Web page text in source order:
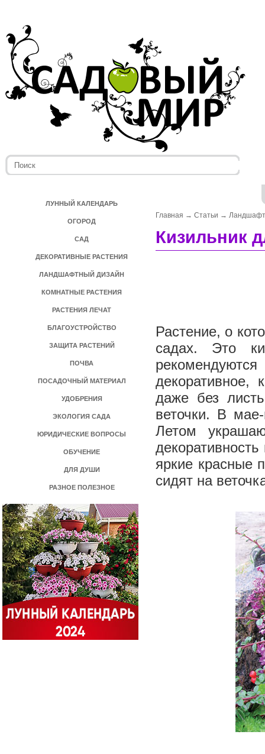
ЛУННЫЙ КАЛЕНДАРЬ
ОГОРОД
САД
ДЕКОРАТИВНЫЕ РАСТЕНИЯ
ЛАНДШАФТНЫЙ ДИЗАЙН
КОМНАТНЫЕ РАСТЕНИЯ
РАСТЕНИЯ ЛЕЧАТ
БЛАГОУСТРОЙСТВО
ЗАЩИТА РАСТЕНИЙ
ПОЧВА
ПОСАДОЧНЫЙ МАТЕРИАЛ
УДОБРЕНИЯ
ЭКОЛОГИЯ САДА
ЮРИДИЧЕСКИЕ ВОПРОСЫ
ОБУЧЕНИЕ
ДЛЯ ДУШИ
РАЗНОЕ ПОЛЕЗНОЕ
Главная → Статьи →
Кизильник
Растение, о
садах. Это
декоративное,
даже без
веточки. В
Летом
яркие красные
сидят на